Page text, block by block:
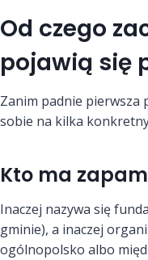
Od czego
pojawią się
Zanim padnie pierwsza
sobie na kilka
Kto ma
Inaczej nazywa się
gminie), a inaczej
ogólnopolsko albo